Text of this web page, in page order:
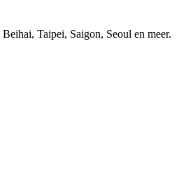
Taipei, Saigon, Seoul en meer.